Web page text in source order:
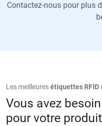
Contactez-nous pour plus
Les meilleuresétiquettes RFID
Vous avez
pour votre